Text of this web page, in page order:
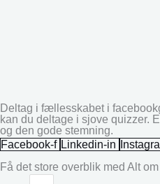
Deltag i fællesskabet i
kan du deltage i sjove quizzer.
og den gode stemning.
Facebook-f Linkedin-in
Få det store overblik med Alt